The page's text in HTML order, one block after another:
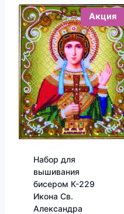
Акция
Набор для
вышивания
бисером К-229
Икона Св.
Александра